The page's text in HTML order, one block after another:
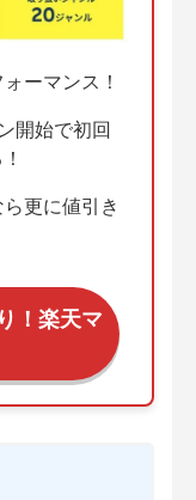
ーマンス！
開始で初回
更に値引き
！楽天マ